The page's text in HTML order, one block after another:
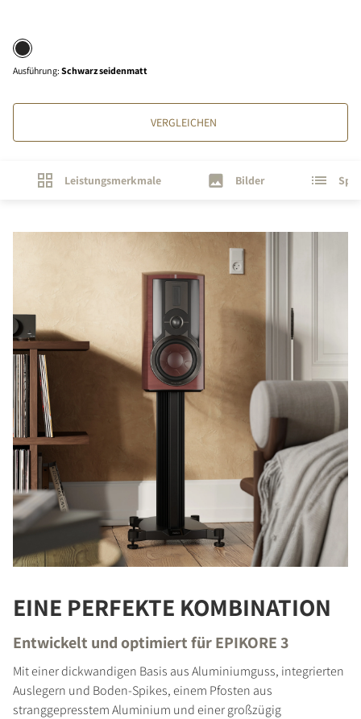
Ausführung: Schwarz seidenmatt
VERGLEICHEN
Leistungsmerkmale Bilder
EINE PERFEKTE KOMBINATION
Entwickelt und optimiert für EPIKORE 3
Mit einer dickwandigen Basis aus Aluminiumguss, integrierten
Auslegern und Boden-Spikes, einem Pfosten aus
stranggepresstem Aluminium und einer großzügig